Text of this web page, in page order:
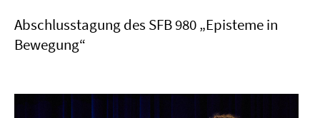
Abschlusstagung des SFB 980 „Episteme in
Bewegung“